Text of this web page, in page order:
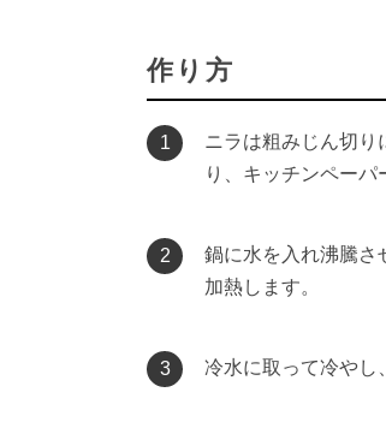
作り方
1
ニラは粗みじん切り
り、キッチンペーパ
2
鍋に水を入れ沸騰さ
加熱します。
3 冷水に取って冷やし